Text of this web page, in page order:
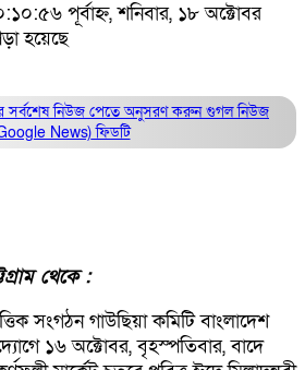
পূর্বাহ্ন, শনিবার, ১৮ অক্টোবর
হয়েছে
সর্বশেষ নিউজ পেতে অনুসরণ করুনগুগল নিউজ
News)ফিডটি
থেকে :
সংগঠন গাউছিয়া কমিটি বাংলাদেশ
১৬ অক্টোবর, বৃহস্পতিবার, বাদে